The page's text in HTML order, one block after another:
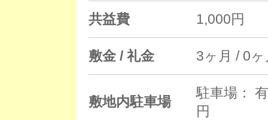
共益費 1,000円
敷金 / 礼金 3ヶ月 / 0ヶ
敷地内駐車場
駐車場：
円